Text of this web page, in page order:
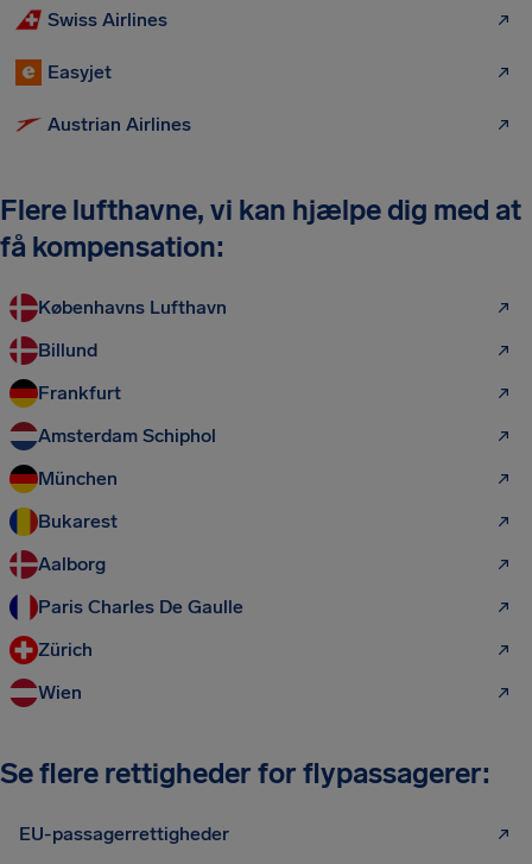
Swiss Airlines
Easyjet
Austrian Airlines
Flere lufthavne, vi kan hjælpe dig med at
få kompensation:
Københavns Lufthavn
Billund
Frankfurt
Amsterdam Schiphol
München
Bukarest
Aalborg
Paris Charles De Gaulle
Zürich
Wien
Se flere rettigheder for flypassagerer:
EU-passagerrettigheder